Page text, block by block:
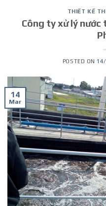
THIẾT KẾ
Công ty xử lý
POSTED ON
14
Mar